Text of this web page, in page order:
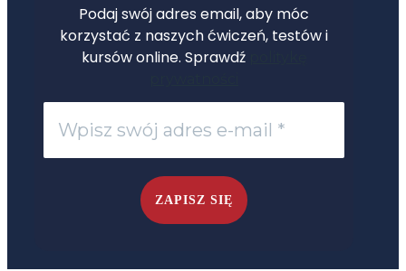
Podaj swój adres email, aby móc
korzystać z naszych ćwiczeń, testów i
kursów online. Sprawdź